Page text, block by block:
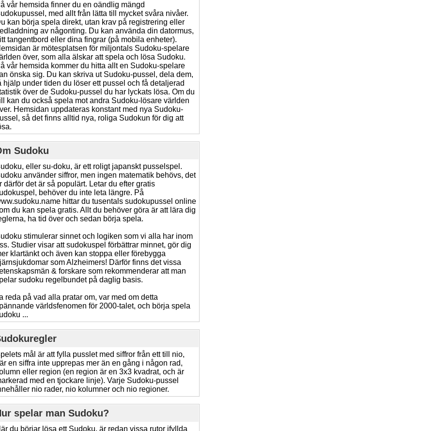
vår hemsida finner du en oändlig mängd
med allt från lätta till mycket svåra nivåer.
kan börja spela direkt, utan krav på registrering eller
av någonting. Du kan använda din datormus,
tangentbord eller dina fingrar (på mobila enheter).
är mötesplatsen för miljontals Sudoku-spelare
över, som alla älskar att spela och lösa Sudoku.
vår hemsida kommer du hitta allt en Sudoku-spelare
önska sig. Du kan skriva ut Sudoku-pussel, dela dem,
hjälp under tiden du löser ett pussel och få detaljerad
över de Sudoku-pussel du har lyckats lösa. Om du
kan du också spela mot andra Sudoku-lösare världen
Hemsidan uppdateras konstant med nya Sudoku-
så det finns alltid nya, roliga Sudokun för dig att
Sudoku
eller su-doku, är ett roligt japanskt pusselspel.
använder siffror, men ingen matematik behövs, det
därför det är så populärt. Letar du efter gratis
behöver du inte leta längre. På
hittar du tusentals sudokupussel online
du kan spela gratis. Allt du behöver göra är att lära dig
ha tid över och sedan börja spela.
stimulerar sinnet och logiken som vi alla har inom
Studier visar att sudokuspel förbättrar minnet, gör dig
klartänkt och även kan stoppa eller förebygga
som Alzheimers! Därför finns det vissa
& forskare som rekommenderar att man
sudoku regelbundet på daglig basis.
reda på vad alla pratar om, var med om detta
världsfenomen för 2000-talet, och börja spela
...
mål är att fylla pusslet med siffror från ett till nio,
en siffra inte upprepas mer än en gång i någon rad,
eller region (en region är en 3x3 kvadrat, och är
med en tjockare linje). Varje Sudoku-pussel
nio rader, nio kolumner och nio regioner.
spelar man Sudoku?
du börjar lösa ett Sudoku, är redan vissa rutor ifyllda